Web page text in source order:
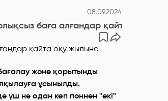
08.09.2024
баға алғандар қайта оқу
және қорытынды
ұсынылды.
үш не одан көп пәннен "екі"